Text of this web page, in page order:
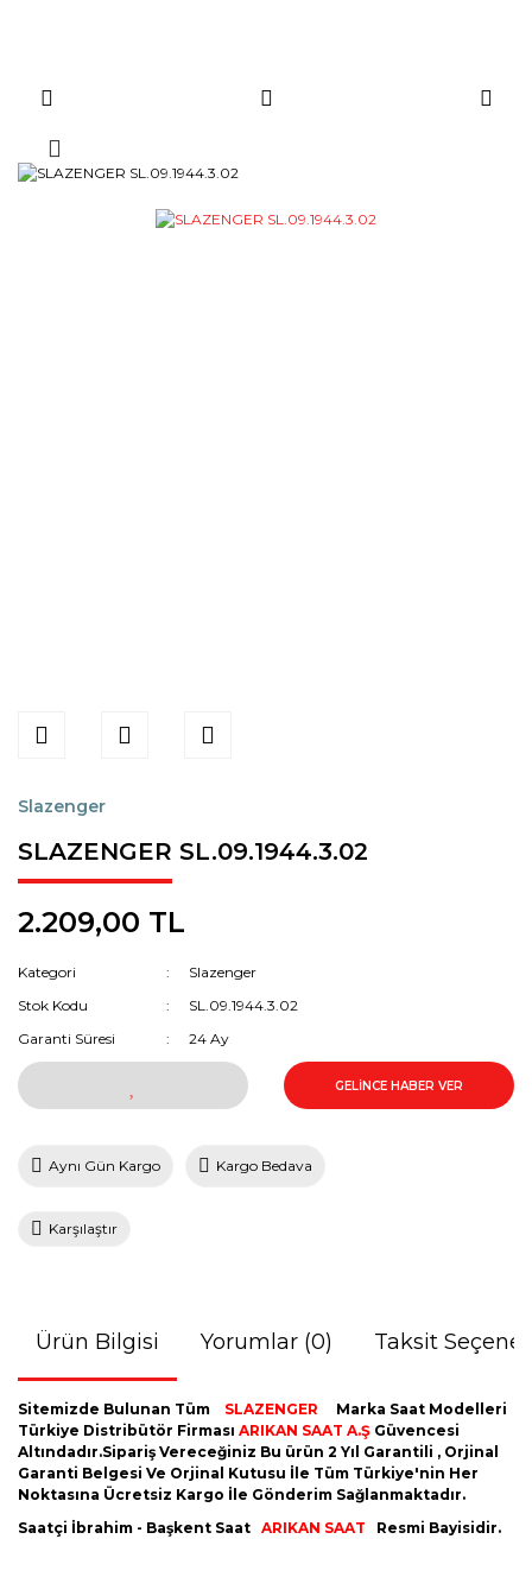
Slazenger
SLAZENGER SL.09.1944.3.02
2.209,00 TL
Kategori
Slazenger
Stok Kodu
SL.09.1944.3.02
Garanti Süresi
24 Ay
GELİNCE HABER VER
Aynı Gün Kargo Kargo Bedava
Karşılaştır
Ürün Bilgisi Yorumlar (0) Taksit
Sitemizde Bulunan Tüm SLAZENGER
Marka Saat Modelleri
Türkiye Distribütör Firması ARIKAN SAAT A.Ş Güvencesi
Altındadır.Sipariş Vereceğiniz Bu ürün 2 Yıl Garantili , Orjinal
Garanti Belgesi Ve Orjinal Kutusu İle Tüm Türkiye'nin Her
Noktasına Ücretsiz Kargo İle Gönderim Sağlanmaktadır.
Saatçi İbrahim - Başkent Saat ARIKAN SAAT Resmi Bayisidir.